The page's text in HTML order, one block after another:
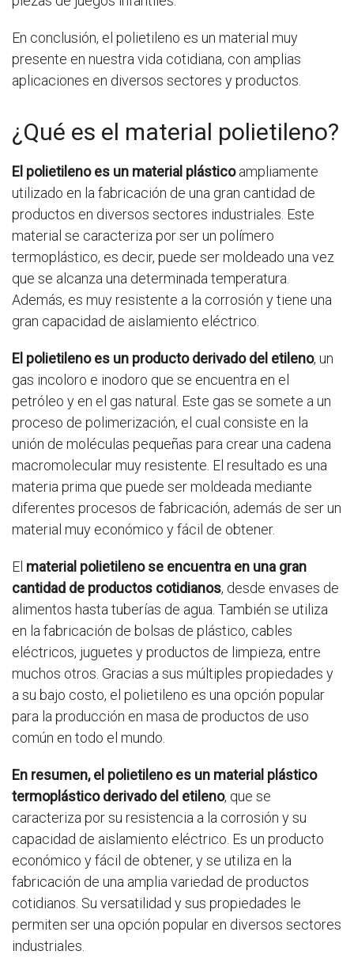
En conclusión, el polietileno es un material muy
presente en nuestra vida cotidiana, con amplias
aplicaciones en diversos sectores y productos.
¿Qué es el material polietileno?
El polietileno es un material plásticoampliamente
utilizado en la fabricación de una gran cantidad de
productos en diversos sectores industriales. Este
material se caracteriza por ser un polímero
termoplástico, es decir, puede ser moldeado una vez
que se alcanza una determinada temperatura.
Además, es muy resistente a la corrosión y tiene una
gran capacidad de aislamiento eléctrico.
El polietileno es un producto derivado del etileno, un
gas incoloro e inodoro que se encuentra en el
petróleo y en el gas natural. Este gas se somete a un
proceso de polimerización, el cual consiste en la
unión de moléculas pequeñas para crear una cadena
macromolecular muy resistente. El resultado es una
materia prima que puede ser moldeada mediante
diferentes procesos de fabricación, además de ser un
material muy económico y fácil de obtener.
El material polietileno se encuentra en una gran
cantidad de productos cotidianos, desde envases de
alimentos hasta tuberías de agua. También se utiliza
en la fabricación de bolsas de plástico, cables
eléctricos, juguetes y productos de limpieza, entre
muchos otros. Gracias a sus múltiples propiedades y
a su bajo costo, el polietileno es una opción popular
para la producción en masa de productos de uso
común en todo el mundo.
En resumen, el polietileno es un material plástico
termoplástico derivado del etileno, que se
caracteriza por su resistencia a la corrosión y su
capacidad de aislamiento eléctrico. Es un producto
económico y fácil de obtener, y se utiliza en la
fabricación de una amplia variedad de productos
cotidianos. Su versatilidad y sus propiedades le
permiten ser una opción popular en diversos sectores
industriales.